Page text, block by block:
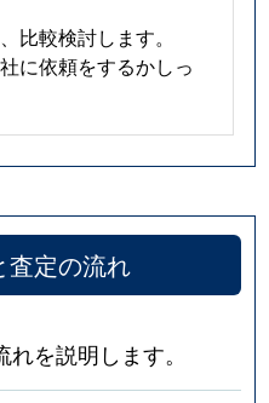
比較検討します。
に依頼をするかしっ
査定の流れ
を説明します。